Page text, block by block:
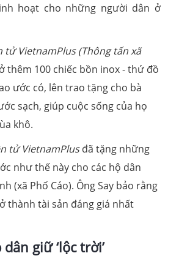
hoạt cho những người dân ở
tử VietnamPlus (Thông tấn xã
thêm 100 chiếc bồn inox - thứ đồ
ước có, lên trao tặng cho bà
sạch, giúp cuộc sống của họ
khô.
tử VietnamPlusđã tặng những
như thế này cho các hộ dân
(xã Phố Cáo). Ông Say bảo rằng
thành tài sản đáng giá nhất
giữ ‘lộc trời’